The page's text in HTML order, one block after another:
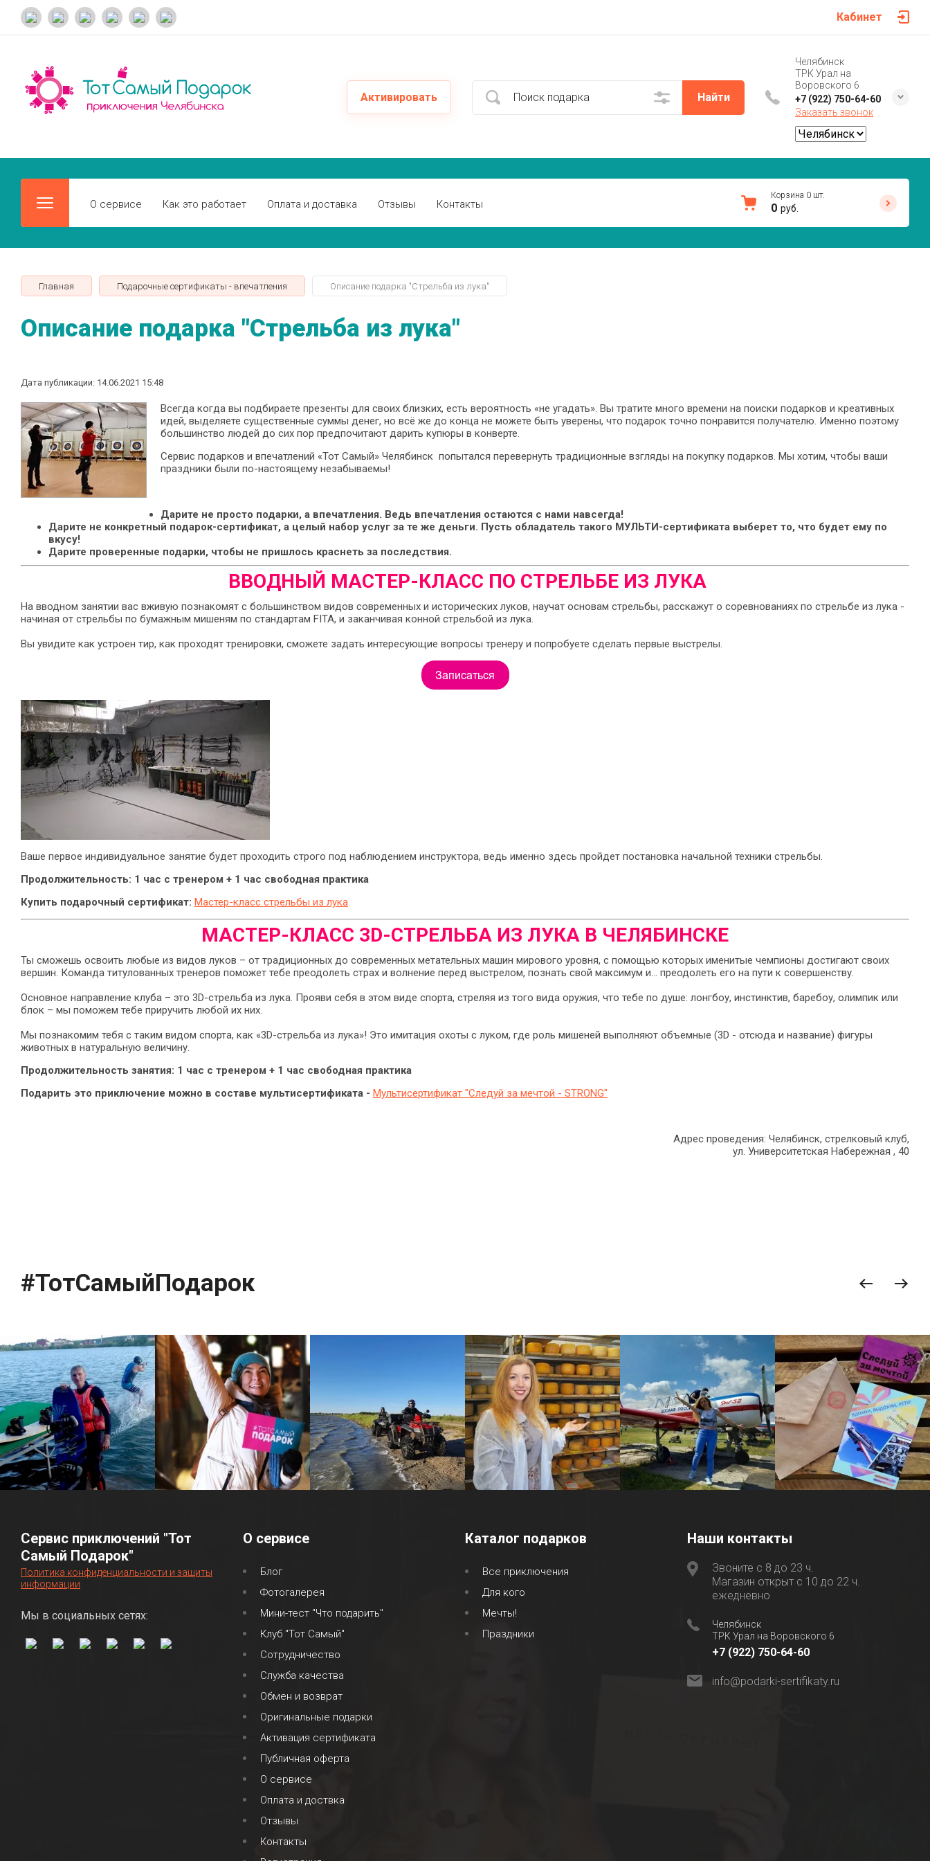
Кабинет
Активировать Найти
Челябинск
ТРК Урал на
Воровского 6
+7 (922) 750-64-60
Заказать звонок
О сервисе Как это работает Оплата и доставка Отзывы Контакты
Корзина 0 шт.
0 руб.
Главная Подарочные сертификаты - впечатления Описание подарка "Стрельба из лука"
Описание подарка "Стрельба из лука"
Дата публикации: 14.06.2021 15:48
Всегда когда вы подбираете презенты для своих близких, есть вероятность «не угадать». Вы тратите много времени на поиски подарков и креативных
идей, выделяете существенные суммы денег, но всё же до конца не можете быть уверены, что подарок точно понравится получателю. Именно поэтому
большинство людей до сих пор предпочитают дарить купюры в конверте.
Сервис подарков и впечатлений «Тот Самый» Челябинск попытался перевернуть традиционные взгляды на покупку подарков. Мы хотим, чтобы ваши
праздники были по-настоящему незабываемы!
Дарите не просто подарки, а впечатления. Ведь впечатления остаются с нами навсегда!
Дарите не конкретный подарок-сертификат, а целый набор услуг за те же деньги. Пусть обладатель такого МУЛЬТИ-сертификата выберет то, что будет ему по
вкусу!
Дарите проверенные подарки, чтобы не пришлось краснеть за последствия.
ВВОДНЫЙ МАСТЕР-КЛАСС ПО СТРЕЛЬБЕ ИЗ ЛУКА
На вводном занятии вас вживую познакомят с большинством видов современных и исторических луков, научат основам стрельбы, расскажут о соревнованиях по стрельбе из лука -
начиная от стрельбы по бумажным мишеням по стандартам FITA, и заканчивая конной стрельбой из лука.
Вы увидите как устроен тир, как проходят тренировки, сможете задать интересующие вопросы тренеру и попробуете сделать первые выстрелы.
Ваше первое индивидуальное занятие будет проходить строго под наблюдением инструктора, ведь именно здесь пройдет постановка начальной техники стрельбы.
Продолжительность: 1 час с тренером + 1 час свободная практика
Купить подарочный сертификат: Мастер-класс стрельбы из лука
МАСТЕР-КЛАСС 3D-СТРЕЛЬБА ИЗ ЛУКА В ЧЕЛЯБИНСКЕ
Ты сможешь освоить любые из видов луков – от традиционных до современных метательных машин мирового уровня, с помощью которых именитые чемпионы достигают своих
вершин. Команда титулованных тренеров поможет тебе преодолеть страх и волнение перед выстрелом, познать свой максимум и… преодолеть его на пути к совершенству.
Основное направление клуба – это 3D-стрельба из лука. Прояви себя в этом виде спорта, стреляя из того вида оружия, что тебе по душе: лонгбоу, инстинктив, баребоу, олимпик или
блок – мы поможем тебе приручить любой их них.
Мы познакомим тебя с таким видом спорта, как «3D-стрельба из лука»! Это имитация охоты с луком, где роль мишеней выполняют объемные (3D - отсюда и название) фигуры
животных в натуральную величину.
Продолжительность занятия: 1 час с тренером + 1 час свободная практика
Подарить это приключение можно в составе мультисертификата - Мультисертификат "Следуй за мечтой - STRONG"
Адрес проведения: Челябинск, стрелковый клуб,
ул. Университетская Набережная , 40
#ТотСамыйПодарок
Сервис приключений "Тот
Самый Подарок"
Политика конфиденциальности и защиты
информации
Мы в социальных сетях:
О сервисе
Блог
Фотогалерея
Мини-тест "Что подарить"
Клуб "Тот Самый"
Сотрудничество
Служба качества
Обмен и возврат
Оригинальные подарки
Активация сертификата
Публичная оферта
О сервисе
Оплата и доствка
Отзывы
Контакты
Каталог подарков
Все приключения
Для кого
Мечты!
Праздники
Наши контакты
Звоните с 8 до 23 ч.
Магазин открыт с 10 до 22 ч.
ежедневно
Челябинск
ТРК Урал на Воровского 6
+7 (922) 750-64-60
info@podarki-sertifikaty.ru